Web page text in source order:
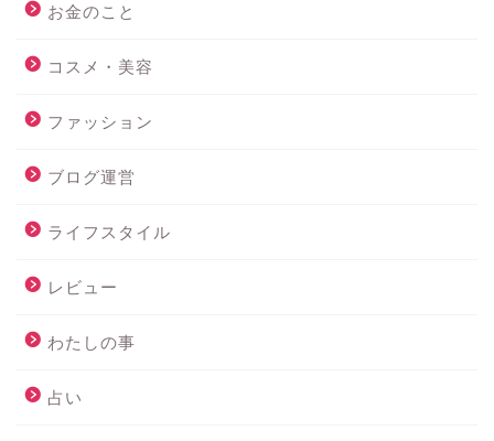
お金のこと
コスメ・美容
ファッション
ブログ運営
ライフスタイル
レビュー
わたしの事
占い